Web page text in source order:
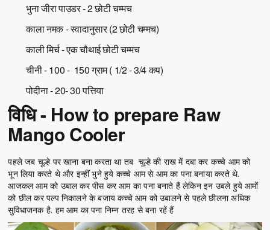
भुना जीरा पाउडर - 2 छोटी चम्मच
काला नमक - स्वादानुसार (2 छोटी चम्मच)
काली मिर्च - एक चौथाई छोटी चम्मच
चीनी - 100 - 150 ग्राम ( 1/2 - 3/4 कप)
पोदीना - 20- 30 पत्तिया
विधि - How to prepare Raw
Mango Cooler
पहले जब चूल्हे पर खाना बना करता था तब चूल्हे की राख में दबा कर कच्चे आम को
भून लिया करते थे और इन्हीं भुने हुये कच्चे आम से आम का पना बनाया करते थे.
आजकल आम को उबाल कर पीस कर आम का पना बनाते हैं लेकिन इन उबले हुये आमों
को छील कर पल्प निकालने के बजाय कच्चे आम को उबालने से पहले छीलना अधिक
सुविधाजनक है. हम आम का पना निम्न तरह से बना रहें हैं